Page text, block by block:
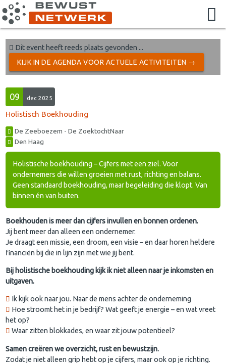
Dit event heeft reeds plaats gevonden ...
KIJK IN DE AGENDA VOOR ACTUELE ACTIVITEITEN →
09 dec 2025
Holistisch Boekhouding
De Zeeboezem - De ZoektochtNaar
Den Haag
Holistische boekhouding – Cijfers met een ziel. Voor
ondernemers die willen groeien met rust, richting en balans.
Geen standaard boekhouding, maar begeleiding die klopt. Van
binnen én van buiten.
Boekhouden is meer dan cijfers invullen en bonnen ordenen.
Jij bent meer dan alleen een ondernemer.
Je draagt een missie, een droom, een visie – en daar horen heldere
financiën bij die in lijn zijn met wie jij bent.
Bij holistische boekhouding kijk ik niet alleen naar je inkomsten en
uitgaven.
Ik kijk ook naar jou. Naar de mens achter de onderneming
Hoe stroomt het in je bedrijf? Wat geeft je energie – en wat vreet
het op?
Waar zitten blokkades, en waar zit jouw potentieel?
Samen creëren we overzicht, rust en bewustzijn.
Zodat je niet alleen grip hebt op je cijfers, maar ook op je richting.